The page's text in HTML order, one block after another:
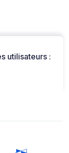
utilisateurs :